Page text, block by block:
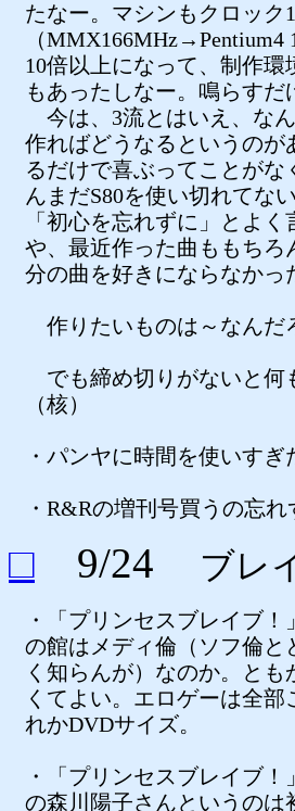
たなー。マシンもクロック
（
10倍以上になって、制作
もあったしなー。鳴らすだ
今は、3流とはいえ、な
作ればどうなるというの
るだけで喜ぶってことが
んまだS80を使い切れてな
「初心を忘れずに」とよ
や、最近作った曲ももち
分の曲を好きにならなかっ
作りたいものは～なんだ
でも締め切りがないと何
（核）
・パンヤに時間を使いす
・R&Rの増刊号買うの忘れ
□ 9/24 ブレ
・「プリンセスブレイブ
の館はメディ倫（ソフ倫
く知らんが）なのか。と
くてよい。エロゲーは全
れかDVDサイズ。
・「プリンセスブレイブ
の森川陽子さんというの